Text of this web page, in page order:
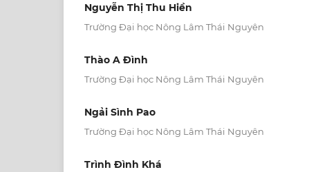
Nguyễn Thị Thu Hiền
Trường Đại học Nông Lâm Thái Nguyên
Thào A Đình
Trường Đại học Nông Lâm Thái Nguyên
Ngải Sình Pao
Trường Đại học Nông Lâm Thái Nguyên
Trình Đình Khá